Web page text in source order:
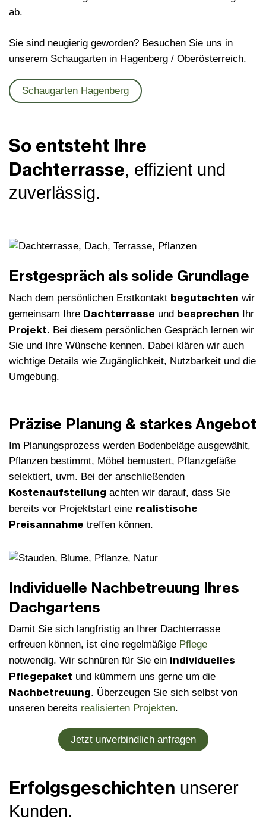
ab.
Sie sind neugierig geworden? Besuchen Sie uns in
unserem Schaugarten in Hagenberg / Oberösterreich.
Schaugarten Hagenberg
So entsteht Ihre
Dachterrasse, effizient und
zuverlässig.
Erstgespräch als solide Grundlage
Nach dem persönlichen Erstkontakt begutachten wir
gemeinsam Ihre Dachterrasse und besprechen Ihr
Projekt. Bei diesem persönlichen Gespräch lernen wir
Sie und Ihre Wünsche kennen. Dabei klären wir auch
wichtige Details wie Zugänglichkeit, Nutzbarkeit und die
Umgebung.
Präzise Planung & starkes Angebot
Im Planungsprozess werden Bodenbeläge ausgewählt,
Pflanzen bestimmt, Möbel bemustert, Pflanzgefäße
selektiert, uvm. Bei der anschließenden
Kostenaufstellung achten wir darauf, dass Sie
bereits vor Projektstart eine realistische
Preisannahme treffen können.
Individuelle Nachbetreuung Ihres
Dachgartens
Damit Sie sich langfristig an Ihrer Dachterrasse
erfreuen können, ist eine regelmäßige Pflege
notwendig. Wir schnüren für Sie ein individuelles
Pflegepaket und kümmern uns gerne um die
Nachbetreuung. Überzeugen Sie sich selbst von
unseren bereits realisierten Projekten.
Jetzt unverbindlich anfragen
Erfolgs­geschichten unserer
Kunden.